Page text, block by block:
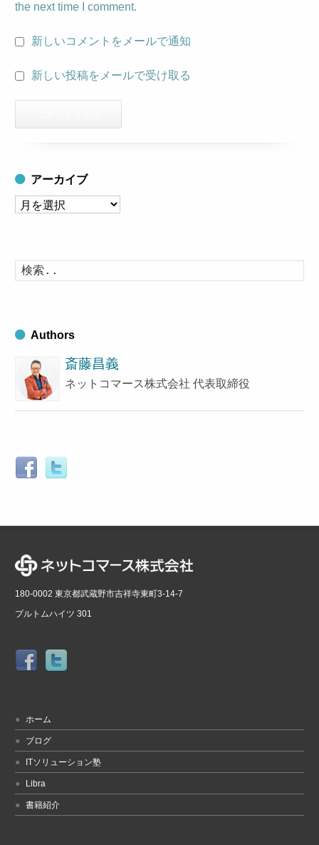
the next time I comment.
新しいコメントをメールで通知
新しい投稿をメールで受け取る
アーカイブ
ア
イ
ブ
索
Authors
斎藤昌義
ネットコマース株式会社 代表取締役
180-0002 東京都武蔵野市吉祥寺東町3-14-7
プルトムハイツ 301
ホーム
ブログ
ITソリューション塾
Libra
書籍紹介